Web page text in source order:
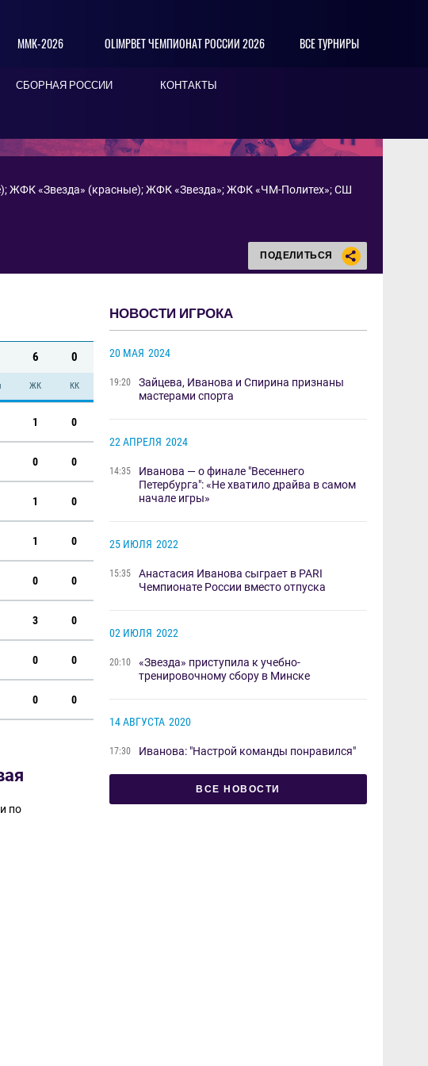
ММК-2026 OLIMPBET ЧЕМПИОНАТ РОССИИ 2026 ВСЕ ТУРНИРЫ
СБОРНАЯ РОССИИ КОНТАКТЫ
;ЖФК «Звезда» (красные);ЖФК «Звезда»;ЖФК «ЧМ-Политех»;СШ
ПОДЕЛИТЬСЯ
6 0
ЖК КК
1 0
0 0
1 0
1 0
0 0
3 0
0 0
0 0
по
НОВОСТИ ИГРОКА
20 МАЯ 2024
19:20
​Зайцева, Иванова и Спирина признаны
мастерами спорта ​
22 АПРЕЛЯ 2024
14:35
Иванова — о финале "Весеннего
Петербурга": «Не хватило драйва в самом
начале игры»
25 ИЮЛЯ 2022
15:35
Анастасия Иванова сыграет в PARI
Чемпионате России вместо отпуска
02 ИЮЛЯ 2022
20:10
«Звезда» приступила к учебно-
тренировочному сбору в Минске
14 АВГУСТА 2020
17:30 Иванова: "Настрой команды понравился"
ВСЕ НОВОСТИ